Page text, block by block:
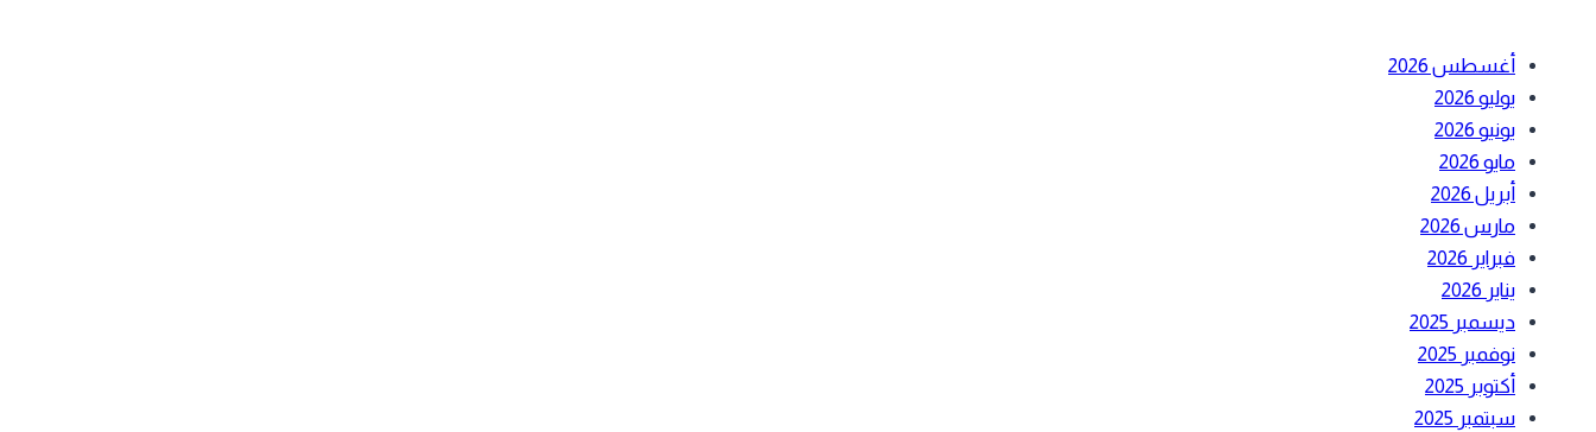
أغسطس 2026
يوليو 2026
يونيو 2026
مايو 2026
أبريل 2026
مارس 2026
فبراير 2026
يناير 2026
ديسمبر 2025
نوفمبر 2025
أكتوبر 2025
سبتمبر 2025